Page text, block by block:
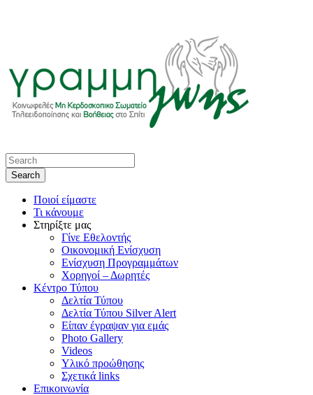
Ποιοί είμαστε
Τι κάνουμε
Στηρίξτε μας
Γίνε Εθελοντής
Οικονομική Ενίσχυση
Ενίσχυση Προγραμμάτων
Χορηγοί – Δωρητές
Κέντρο Τύπου
Δελτία Τύπου
Δελτία Τύπου Silver Alert
Είπαν έγραψαν για εμάς
Photo Gallery
Videos
Υλικό προώθησης
Σχετικά links
Επικοινωνία